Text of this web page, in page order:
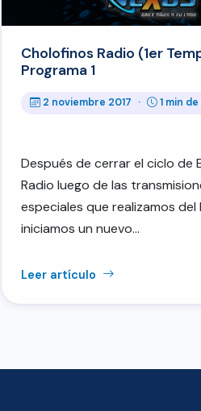
Cholofinos Radio (1er
Programa 1
2 noviembre 2017 · 1 min
Después de cerrar el ciclo de
Radio luego de las
especiales que realizamos del
iniciamos un nuevo…
Leer artículo